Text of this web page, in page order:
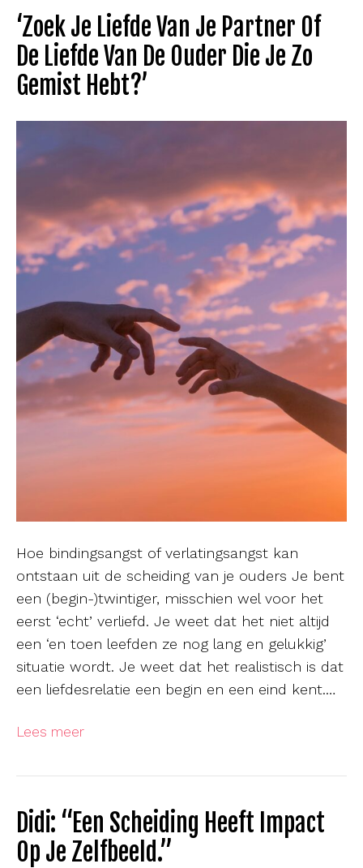
‘Zoek Je Liefde Van Je Partner Of
De Liefde Van De Ouder Die Je Zo
Gemist Hebt?’
Hoe bindingsangst of verlatingsangst kan
ontstaan uit de scheiding van je ouders Je bent
een (begin-)twintiger, misschien wel voor het
eerst ‘echt’ verliefd. Je weet dat het niet altijd
een ‘en toen leefden ze nog lang en gelukkig’
situatie wordt. Je weet dat het realistisch is dat
een liefdesrelatie een begin en een eind kent.…
Lees meer
Didi: “Een Scheiding Heeft Impact
Op Je Zelfbeeld.”